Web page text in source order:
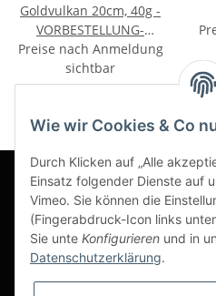
Goldvulkan 20cm, 40g -
VORBESTELLUNG-
September
Preise nach Anmeldung
sichtbar
Informationen
Gesetzliche Informationen
Wie wir Cookies & Co
Durch Klicken auf „Alle
Einsatz folgender Dienste auf
Vimeo. Sie können die
(Fingerabdruck-Icon links
Sie unte Konfigurieren und in
Datenschutzerklärung.